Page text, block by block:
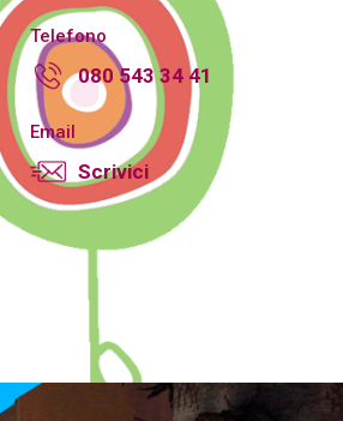
Telefono
080 543 34 41
Email
Scrivici